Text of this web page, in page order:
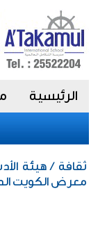
الرئيسية
ثقافة / هيئة
معرض الكويت